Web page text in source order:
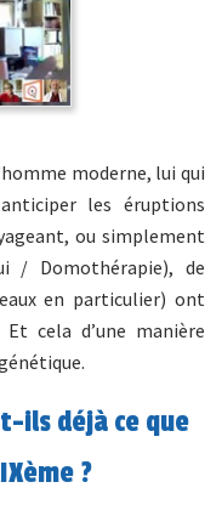
moderne, lui qui
les éruptions
ou simplement
/ Domothérapie), de
en particulier) ont
cela d’une manière
ils déjà ce que
?